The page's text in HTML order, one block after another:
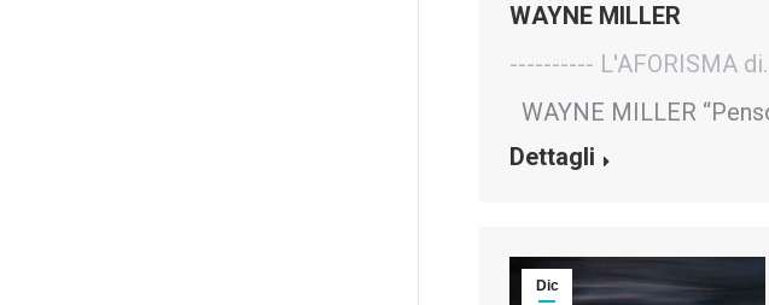
WAYNE MILLER
---------- L'AFORISMA
WAYNE MILLER
Dettagli
Dic